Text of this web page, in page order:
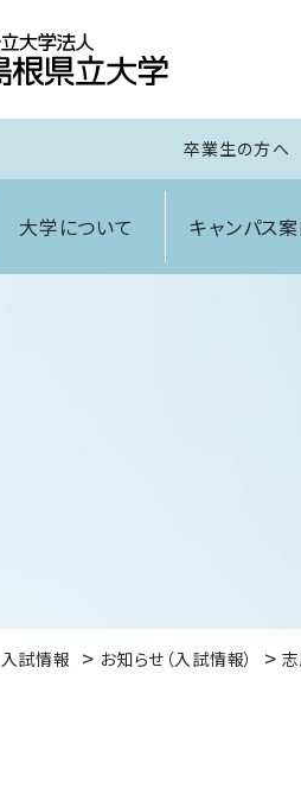
卒業生の方へ
大学について キャンパス
入試情報 お知らせ（入試情報）